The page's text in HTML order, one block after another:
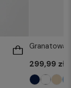
Granatowa
299,99 zł